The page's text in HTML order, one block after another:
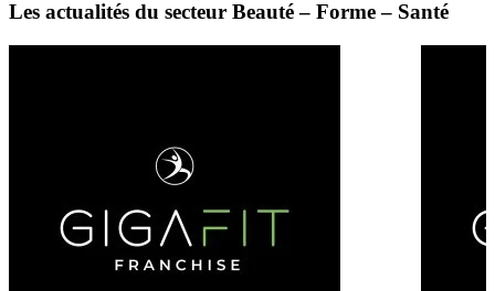
Les actualités du secteur Beauté – Forme – Santé